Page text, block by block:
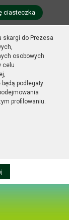
ciasteczka
skargi do Prezesa
osobowych
celu
podlegały
profilowaniu.